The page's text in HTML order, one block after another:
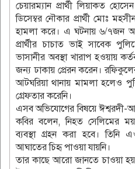
চেয়ারম্যান প্রার্থী লিয়াকত
ডিসেম্বর নৌকার প্রার্থী মোঃ
হামলা করে। এ ঘটনায় ৬/৭জন
প্রার্থীর চাচাত ভাই সাবেক
ভাসানীর অবস্থা খারাপ হওয়ায়
জন্য ঢাকায় প্রেরন করেন।
আটঘরিয়া থানায় মামলা হলেও
গ্রেফতার করেনি।
এসব অভিযোগের বিষয়ে ঈশ্বরদী-
কবির বলেন, নিহত সেলিমের
ব্যবস্থা গ্রহন করা হবে।
আঘাতের চিহৃ পাওয়া যায়নি।
তার কাছে আরো জানতে চাওয়া হয়,